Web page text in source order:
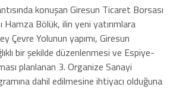
konuşan Giresun Ticaret Borsası
Hamza Bölük, ilin yeni yatırımlara
Çevre Yolunun yapımı, Giresun
bir şekilde düzenlenmesi ve Espiye-
planlanan 3. Organize Sanayi
dahil edilmesine ihtiyacı olduğuna